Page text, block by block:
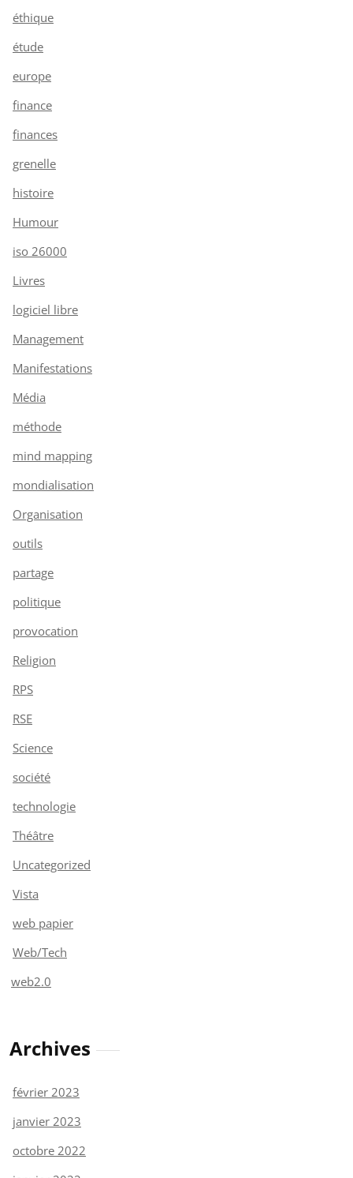
éthique
étude
europe
finance
finances
grenelle
histoire
Humour
iso 26000
Livres
logiciel libre
Management
Manifestations
Média
méthode
mind mapping
mondialisation
Organisation
outils
partage
politique
provocation
Religion
RPS
RSE
Science
société
technologie
Théâtre
Uncategorized
Vista
web papier
Web/Tech
web2.0
Archives
février 2023
janvier 2023
octobre 2022